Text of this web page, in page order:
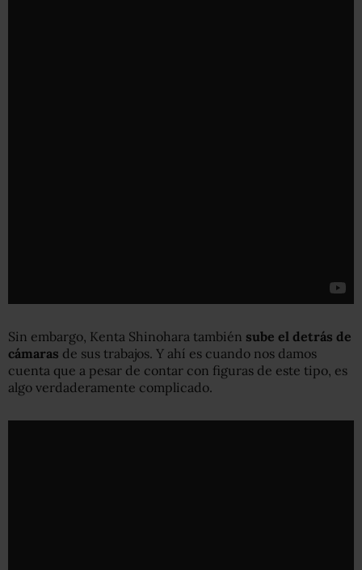
Sin embargo, Kenta Shinohara también sube el detrás de
cámaras de sus trabajos. Y ahí es cuando nos damos
cuenta que a pesar de contar con figuras de este tipo, es
algo verdaderamente complicado.